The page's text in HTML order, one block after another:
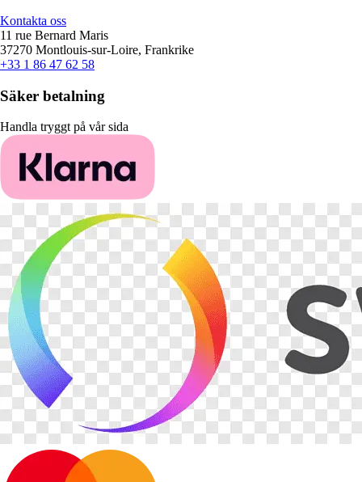
Kontakta oss
11 rue Bernard Maris
37270 Montlouis-sur-Loire, Frankrike
+33 1 86 47 62 58
Säker betalning
Handla tryggt på vår sida